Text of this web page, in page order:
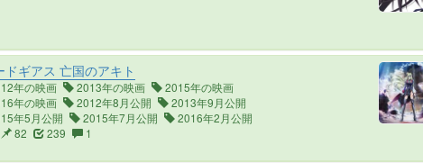
ギアス 亡国のアキト
年の映画 2013年の映画
2015年の映画
年の映画
2012年8月公開
2013年9月公開
年5月公開
2015年7月公開
2016年2月公開
82 239 1